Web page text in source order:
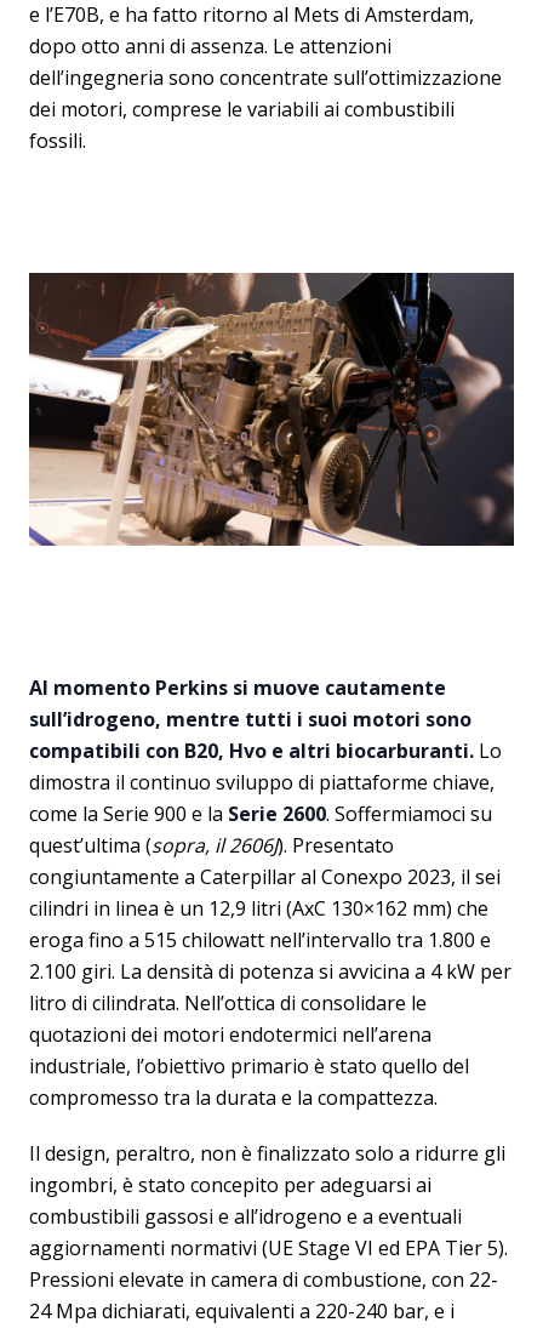
e l’E70B, e ha fatto ritorno al Mets di Amsterdam,
dopo otto anni di assenza. Le attenzioni
dell’ingegneria sono concentrate sull’ottimizzazione
dei motori, comprese le variabili ai combustibili
fossili.
Al momento Perkins si muove cautamente
sull’idrogeno, mentre tutti i suoi motori sono
compatibili con B20, Hvo e altri biocarburanti. Lo
dimostra il continuo sviluppo di piattaforme chiave,
come la Serie 900 e la Serie 2600. Soffermiamoci su
quest’ultima (sopra, il 2606J). Presentato
congiuntamente a Caterpillar al Conexpo 2023, il sei
cilindri in linea è un 12,9 litri (AxC 130×162 mm) che
eroga fino a 515 chilowatt nell’intervallo tra 1.800 e
2.100 giri. La densità di potenza si avvicina a 4 kW per
litro di cilindrata. Nell’ottica di consolidare le
quotazioni dei motori endotermici nell’arena
industriale, l’obiettivo primario è stato quello del
compromesso tra la durata e la compattezza.
Il design, peraltro, non è finalizzato solo a ridurre gli
ingombri, è stato concepito per adeguarsi ai
combustibili gassosi e all’idrogeno e a eventuali
aggiornamenti normativi (UE Stage VI ed EPA Tier 5).
Pressioni elevate in camera di combustione, con 22-
24 Mpa dichiarati, equivalenti a 220-240 bar, e i